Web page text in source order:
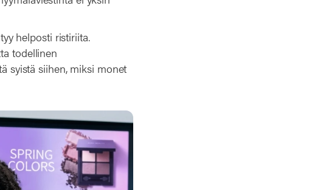
helposti ristiriita.
todellinen
syistä siihen, miksi monet